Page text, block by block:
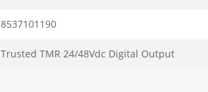
8537101190
Trusted TMR 24/48Vdc Digital Output